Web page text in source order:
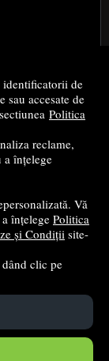
de
sau accesate de
Politica
reclame,
a înțelege
Vă
înțelege Politica
și Condiții site-
clic pe
Soft